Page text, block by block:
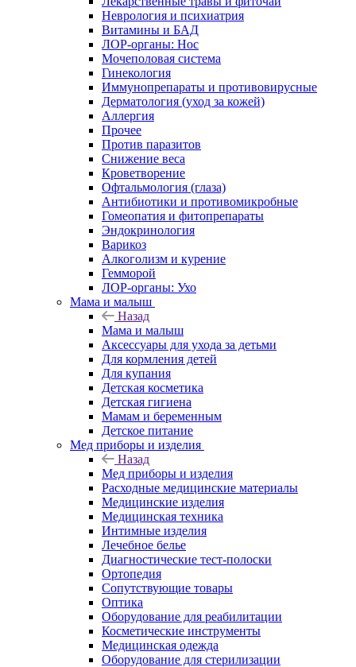
Неврология и психиатрия
Витамины и БАД
ЛОР-органы: Нос
Мочеполовая система
Гинекология
Иммунопрепараты и противовирусные
Дерматология (уход за кожей)
Аллергия
Прочее
Против паразитов
Снижение веса
Кроветворение
Офтальмология (глаза)
Антибиотики и противомикробные
Гомеопатия и фитопрепараты
Эндокринология
Варикоз
Алкоголизм и курение
Гемморой
ЛОР-органы: Ухо
Мама и малыш
Назад
Мама и малыш
Аксессуары для ухода за детьми
Для кормления детей
Для купания
Детская косметика
Детская гигиена
Мамам и беременным
Детское питание
Мед приборы и изделия
Назад
Мед приборы и изделия
Расходные медицинские материалы
Медицинские изделия
Медицинская техника
Интимные изделия
Лечебное белье
Диагностические тест-полоски
Ортопедия
Сопутствующие товары
Оптика
Оборудование для реабилитации
Косметические инструменты
Медицинская одежда
Оборудование для стерилизации